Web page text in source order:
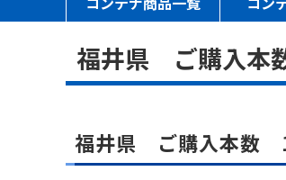
福井県 ご購入本
福井県 ご購入本数